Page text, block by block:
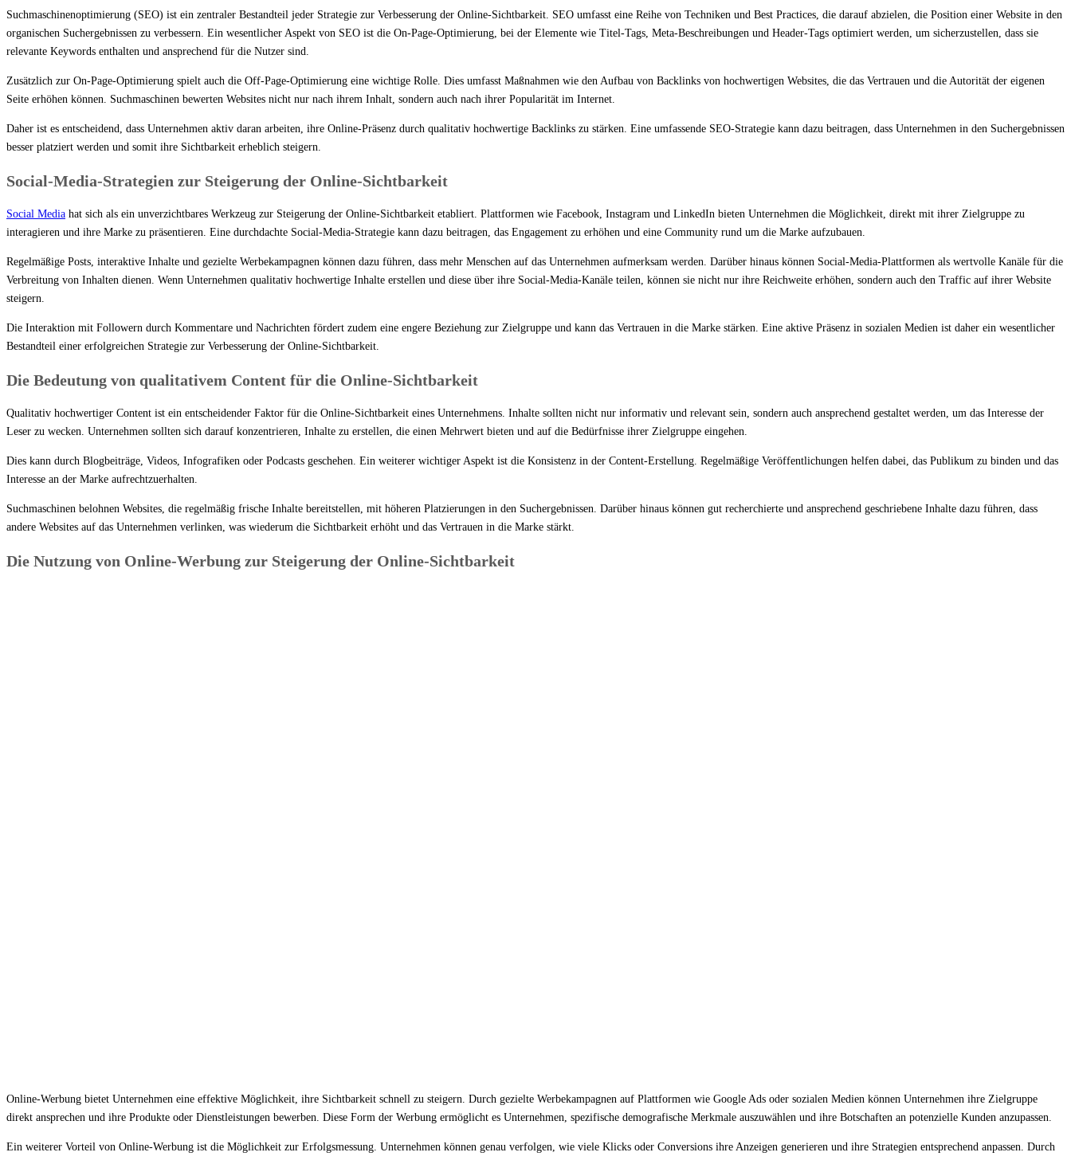
Suchmaschinenoptimierung (SEO) ist ein zentraler Bestandteil jeder Strategie zur Verbesserung der Online-Sichtbarkeit. SEO umfasst eine Reihe von Techniken und Best Practices, die darauf abzielen, die Position einer Website in den
organischen Suchergebnissen zu verbessern. Ein wesentlicher Aspekt von SEO ist die On-Page-Optimierung, bei der Elemente wie Titel-Tags, Meta-Beschreibungen und Header-Tags optimiert werden, um sicherzustellen, dass sie
relevante Keywords enthalten und ansprechend für die Nutzer sind.
Zusätzlich zur On-Page-Optimierung spielt auch die Off-Page-Optimierung eine wichtige Rolle. Dies umfasst Maßnahmen wie den Aufbau von Backlinks von hochwertigen Websites, die das Vertrauen und die Autorität der eigenen
Seite erhöhen können. Suchmaschinen bewerten Websites nicht nur nach ihrem Inhalt, sondern auch nach ihrer Popularität im Internet.
Daher ist es entscheidend, dass Unternehmen aktiv daran arbeiten, ihre Online-Präsenz durch qualitativ hochwertige Backlinks zu stärken. Eine umfassende SEO-Strategie kann dazu beitragen, dass Unternehmen in den Suchergebnissen
besser platziert werden und somit ihre Sichtbarkeit erheblich steigern.
Social-Media-Strategien zur Steigerung der Online-Sichtbarkeit
Social Media hat sich als ein unverzichtbares Werkzeug zur Steigerung der Online-Sichtbarkeit etabliert. Plattformen wie Facebook, Instagram und LinkedIn bieten Unternehmen die Möglichkeit, direkt mit ihrer Zielgruppe zu
interagieren und ihre Marke zu präsentieren. Eine durchdachte Social-Media-Strategie kann dazu beitragen, das Engagement zu erhöhen und eine Community rund um die Marke aufzubauen.
Regelmäßige Posts, interaktive Inhalte und gezielte Werbekampagnen können dazu führen, dass mehr Menschen auf das Unternehmen aufmerksam werden. Darüber hinaus können Social-Media-Plattformen als wertvolle Kanäle für die
Verbreitung von Inhalten dienen. Wenn Unternehmen qualitativ hochwertige Inhalte erstellen und diese über ihre Social-Media-Kanäle teilen, können sie nicht nur ihre Reichweite erhöhen, sondern auch den Traffic auf ihrer Website
steigern.
Die Interaktion mit Followern durch Kommentare und Nachrichten fördert zudem eine engere Beziehung zur Zielgruppe und kann das Vertrauen in die Marke stärken. Eine aktive Präsenz in sozialen Medien ist daher ein wesentlicher
Bestandteil einer erfolgreichen Strategie zur Verbesserung der Online-Sichtbarkeit.
Die Bedeutung von qualitativem Content für die Online-Sichtbarkeit
Qualitativ hochwertiger Content ist ein entscheidender Faktor für die Online-Sichtbarkeit eines Unternehmens. Inhalte sollten nicht nur informativ und relevant sein, sondern auch ansprechend gestaltet werden, um das Interesse der
Leser zu wecken. Unternehmen sollten sich darauf konzentrieren, Inhalte zu erstellen, die einen Mehrwert bieten und auf die Bedürfnisse ihrer Zielgruppe eingehen.
Dies kann durch Blogbeiträge, Videos, Infografiken oder Podcasts geschehen. Ein weiterer wichtiger Aspekt ist die Konsistenz in der Content-Erstellung. Regelmäßige Veröffentlichungen helfen dabei, das Publikum zu binden und das
Interesse an der Marke aufrechtzuerhalten.
Suchmaschinen belohnen Websites, die regelmäßig frische Inhalte bereitstellen, mit höheren Platzierungen in den Suchergebnissen. Darüber hinaus können gut recherchierte und ansprechend geschriebene Inhalte dazu führen, dass
andere Websites auf das Unternehmen verlinken, was wiederum die Sichtbarkeit erhöht und das Vertrauen in die Marke stärkt.
Die Nutzung von Online-Werbung zur Steigerung der Online-Sichtbarkeit
Online-Werbung bietet Unternehmen eine effektive Möglichkeit, ihre Sichtbarkeit schnell zu steigern. Durch gezielte Werbekampagnen auf Plattformen wie Google Ads oder sozialen Medien können Unternehmen ihre Zielgruppe
direkt ansprechen und ihre Produkte oder Dienstleistungen bewerben. Diese Form der Werbung ermöglicht es Unternehmen, spezifische demografische Merkmale auszuwählen und ihre Botschaften an potenzielle Kunden anzupassen.
Ein weiterer Vorteil von Online-Werbung ist die Möglichkeit zur Erfolgsmessung. Unternehmen können genau verfolgen, wie viele Klicks oder Conversions ihre Anzeigen generieren und ihre Strategien entsprechend anpassen. Durch